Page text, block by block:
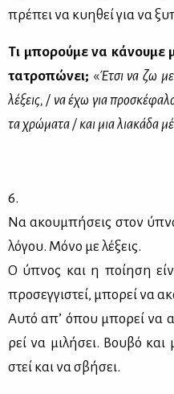
πρέ­πει να κυ­η­θεί για να
Τι μπο­ρού­με να κά­νου­με
τα­τρο­πώ­νει; «Έτσι να ζω
λέ­ξεις, / να έχω για
τα χρώ­μα­τα / και μια λια­κά­δα
6.
Να ακου­μπή­σεις στον
λό­γου. Μό­νο με λέ­ξεις.
Ο ύπνος και η ποί­η­ση
προ­σεγ­γι­στεί, μπο­ρεί να
Αυ­τό απ’ όπου μπο­ρεί να
ρεί να μι­λή­σει. Βου­βό
στεί και να σβή­σει.